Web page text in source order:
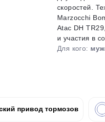
скоростей.
Marzocchi
Atac DH
и участия в
Для кого:
привод тормозов
Подробнееоб